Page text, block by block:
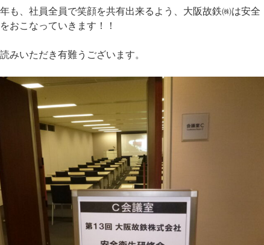
も、社員全員で笑顔を共有出来るよう、大阪故鉄㈱は安全
おこなっていきます！！
みいただき有難うございます。